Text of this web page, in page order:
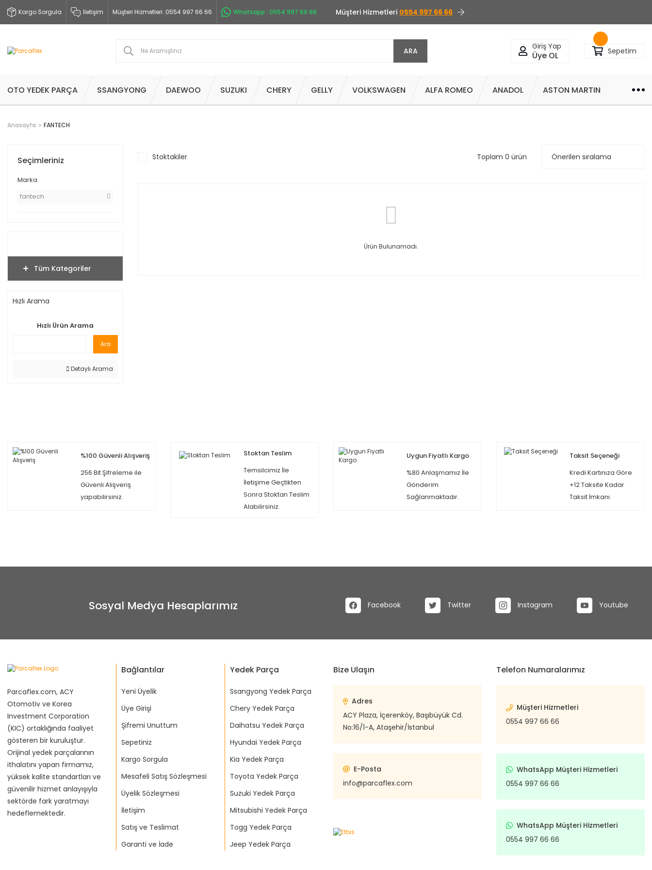
Kargo Sorgula İletişim Müşteri Hizmetleri :0554 997 66 66 Whatsapp : 0554 997 66 66 Müşteri Hizmetleri 0554 997 66 66
ARA Giriş Yap
Üye OL Sepetim
OTO YEDEK PARÇA SSANGYONG DAEWOO SUZUKI CHERY GELLY VOLKSWAGEN ALFA ROMEO ANADOL ASTON MARTIN
Anasayfa FANTECH
Seçimleriniz
Marka
fantech
Tüm Kategoriler
Hızlı Arama
Hızlı Ürün Arama
Ara
Detaylı Arama
Stoktakiler Toplam 0 ürün
Ürün Bulunamadı.
%100 Güvenli Alışveriş
256 Bit Şifreleme ile
Güvenli Alışveriş
yapabilirsiniz.
Stoktan Teslim
Temsilcimiz İle
İletişime Geçtikten
Sonra Stoktan Teslim
Alabilirsiniz.
Uygun Fiyatlı Kargo
%80 Anlaşmamız İle
Gönderim
Sağlanmaktadır.
Taksit Seçeneği
Kredi Kartınıza Göre
+12 Taksite Kadar
Taksit İmkanı.
Sosyal Medya Hesaplarımız Facebook Twitter Instagram Youtube
Parcaflex.com, ACY
Otomotiv ve Korea
Investment Corporation
(KIC) ortaklığında faaliyet
gösteren bir kuruluştur.
Orijinal yedek parçalarının
ithalatını yapan firmamız,
yüksek kalite standartları ve
güvenilir hizmet anlayışıyla
sektörde fark yaratmayı
hedeflemektedir.
Bağlantılar
Yeni Üyelik
Üye Girişi
Şifremi Unuttum
Sepetiniz
Kargo Sorgula
Mesafeli Satış Sözleşmesi
Üyelik Sözleşmesi
İletişim
Satış ve Teslimat
Garanti ve İade
Yedek Parça
Ssangyong Yedek Parça
Chery Yedek Parça
Daihatsu Yedek Parça
Hyundai Yedek Parça
Kia Yedek Parça
Toyota Yedek Parça
Suzuki Yedek Parça
Mitsubishi Yedek Parça
Togg Yedek Parça
Jeep Yedek Parça
Bize Ulaşın
Adres
ACY Plaza, İçerenköy, Başıbüyük Cd.
No:16/1-A, Ataşehir/İstanbul
E-Posta
info@parcaflex.com
Telefon Numaralarımız
Müşteri Hizmetleri
0554 997 66 66
WhatsApp Müşteri Hizmetleri
0554 997 66 66
WhatsApp Müşteri Hizmetleri
0554 997 66 66